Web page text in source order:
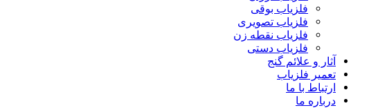
فلزیاب بوقی
فلزیاب تصویری
فلزیاب نقطه زن
فلزیاب دستی
آثار و علائم گنج
تعمیر فلزیاب
ارتباط با ما
درباره ما